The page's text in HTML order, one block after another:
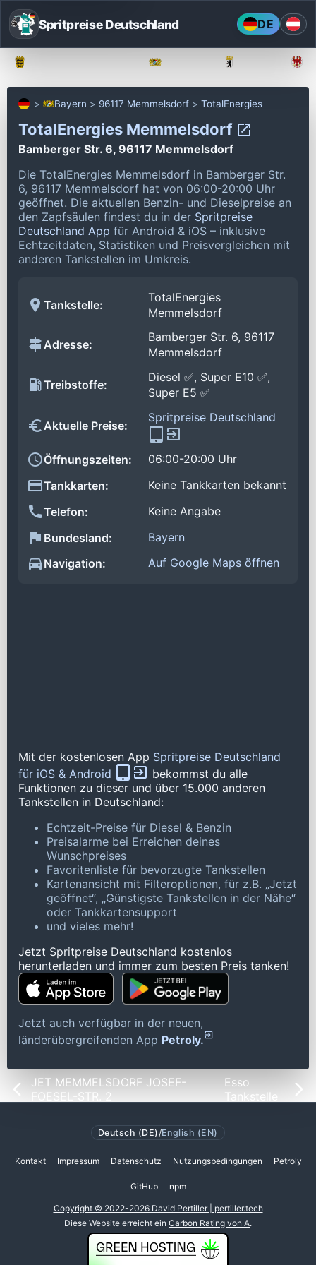
Spritpreise Deutschland DE
Bayern 96117 Memmelsdorf TotalEnergies
TotalEnergies Memmelsdorf
Bamberger Str. 6, 96117 Memmelsdorf
Die TotalEnergies Memmelsdorf in Bamberger Str.
6, 96117 Memmelsdorf hat von 06:00-20:00 Uhr
geöffnet. Die aktuellen Benzin- und Dieselpreise an
den Zapfsäulen findest du in der Spritpreise
Deutschland App für Android & iOS – inklusive
Echtzeitdaten, Statistiken und Preisvergleichen mit
anderen Tankstellen im Umkreis.
Tankstelle:
TotalEnergies
Memmelsdorf
Adresse:
Bamberger Str. 6, 96117
Memmelsdorf
Treibstoffe:
Diesel ✅, Super E10 ✅,
Super E5 ✅
Aktuelle Preise:
Spritpreise Deutschland
Öffnungszeiten:
06:00-20:00 Uhr
Tankkarten:
Keine Tankkarten bekannt
Telefon:
Keine Angabe
Bundesland:
Bayern
Navigation:
Auf Google Maps öffnen
Mit der kostenlosen App Spritpreise Deutschland
für iOS & Android
bekommst du alle
Funktionen zu dieser und über 15.000 anderen
Tankstellen in Deutschland:
Echtzeit-Preise für Diesel & Benzin
Preisalarme bei Erreichen deines
Wunschpreises
Favoritenliste für bevorzugte Tankstellen
Kartenansicht mit Filteroptionen, für z.B. „Jetzt
geöffnet“, „Günstigste Tankstellen in der Nähe“
oder Tankkartensupport
und vieles mehr!
Jetzt Spritpreise Deutschland kostenlos
herunterladen und immer zum besten Preis tanken!
Jetzt auch verfügbar in der neuen,
länderübergreifenden App Petroly.
JET MEMMELSDORF JOSEF-
FOESEL-STR. 2
Esso
Tankstelle
Deutsch (DE) /English (EN)
Kontakt Impressum Datenschutz Nutzungsbedingungen Petroly
GitHub npm
Copyright © 2022-2026 David Pertiller | pertiller.tech
Diese Website erreicht ein Carbon Rating von A.